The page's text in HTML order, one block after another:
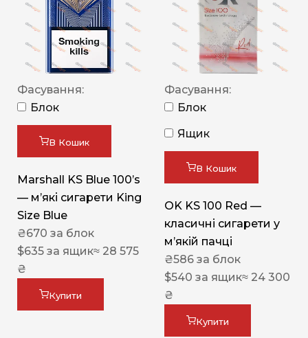
Фасування:
Блок
В Кошик
Marshall KS Blue 100’s
— м’які сигарети King
Size Blue
₴670 за блок
$635 за ящик≈ 28 575
₴
Купити
Фасування:
Блок
Ящик
В Кошик
OK KS 100 Red —
класичні сигарети у
м’якій пачці
₴586 за блок
$540 за ящик≈ 24 300
₴
Купити